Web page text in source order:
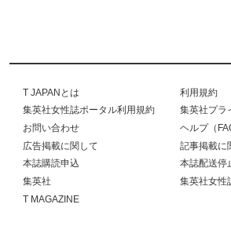
T JAPANとは
利用規約
集英社女性誌ポータル利用規約
集英社プラ
お問い合わせ
ヘルプ（
広告掲載に関して
記事掲載に
本誌購読申込
本誌配送停
集英社
集英社女性
T MAGAZINE